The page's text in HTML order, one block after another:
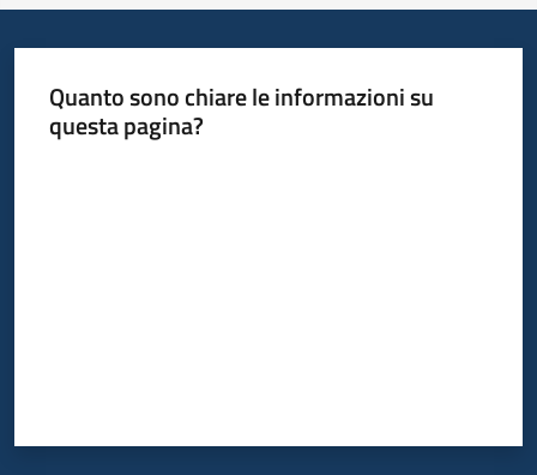
Quanto sono chiare le informazioni su
questa pagina?